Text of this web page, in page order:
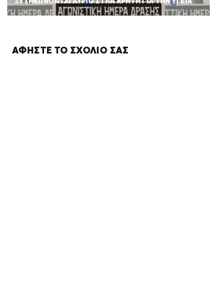
ΞΕΣΗΚΩΝΟΝΤΑΙ ΑΥΡΙΟ ΣΤΗΝ ΚΡΗΤΗ ΓΙΑ ΤΗΝ ΥΓΕΙΑ
ΑΦΉΣΤΕ ΤΟ ΣΧΌΛΙΌ ΣΑΣ